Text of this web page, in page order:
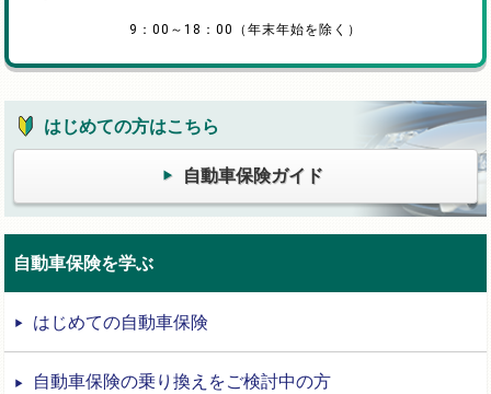
9：00～18：00（年末年始を除く）
はじめての方はこちら
自動車保険ガイド
自動車保険を学ぶ
はじめての自動車保険
自動車保険の乗り換えをご検討中の方